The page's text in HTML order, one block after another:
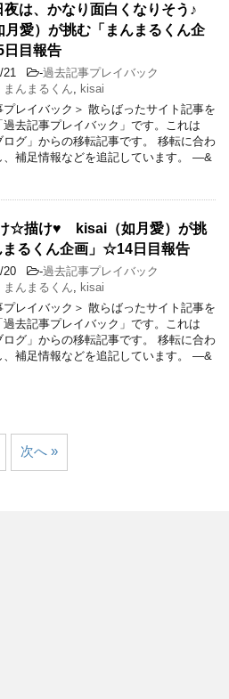
夜は、かなり面白くなりそう♪
月愛）が挑む「まんまるくん企
目報告
21 -過去記事プレイバック
まんまるくん
kisai
プレイバック＞ 散らばったサイト記事を
過去記事プレイバック」です。これは
ログ」からの移転記事です。 移転に合わ
、補足情報などを追記しています。 —&
☆描け♥ kisai（如月愛）が挑
まるくん企画」☆14日目報告
20 -過去記事プレイバック
まんまるくん
kisai
プレイバック＞ 散らばったサイト記事を
過去記事プレイバック」です。これは
ログ」からの移転記事です。 移転に合わ
、補足情報などを追記しています。 —&
次へ »